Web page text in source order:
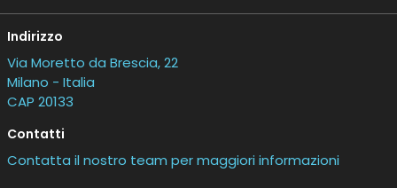
Indirizzo
Via Moretto da Brescia, 22
Milano - Italia
CAP 20133
Contatti
Contatta il nostro team per maggiori informazioni